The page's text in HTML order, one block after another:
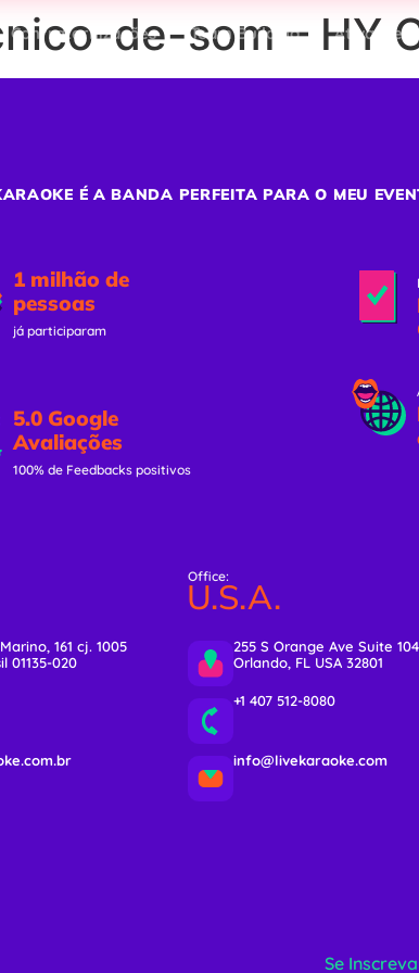
Confraternizações Team Building Ativações
de-som – HY
É A BANDA PERFEITA PARA O MEU
1 milhão de
pessoas
já participaram
5.0 Google
Avaliações
100% de Feedbacks positivos
161 cj. 1005
01135-020
Office:
U.S.A.
255 S Orange Ave Suite 104
Orlando, FL USA 32801
+1 407 512-8080
info@livekaraoke.com
Se